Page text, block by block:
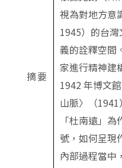
摘要
視為對地方意
1945）的台
義的詮釋空間
家進行精神建
1942 年博文
山脈〉（
「杜南遠」
號，如何呈現
內部過程當中